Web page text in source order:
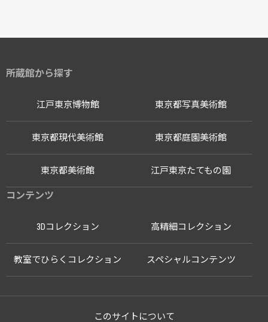
所蔵館から探す
江戸東京博物館
江戸東京たてもの園
東京都写真美術館
東京都現代美術館 東京都庭園美術館
東京都美術館
コンテンツ
3Dコレクション 高精細コレクション
教室でひらくコレクション スペシャルコンテンツ
このサイトについて